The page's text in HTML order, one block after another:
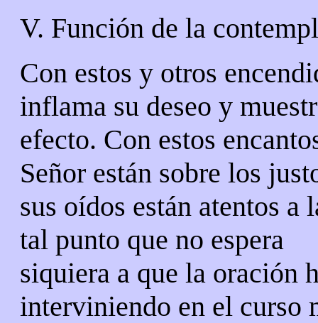
V. Función de la
Con estos y otros
inflama su deseo y
efecto. Con estos
Señor están sobre los
sus oídos están atentos a
tal punto que no espera
siquiera a que la oración
interviniendo en el curso